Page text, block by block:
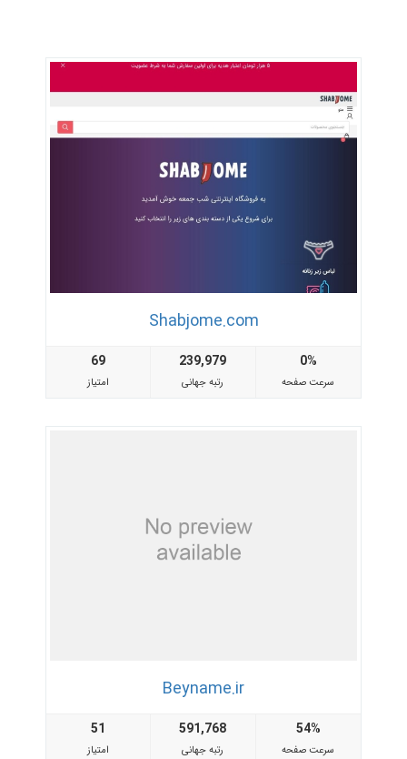
Shabjome.com
69
امتیاز
239,979
رتبه جهانی
0%
سرعت صفحه
Beyname.ir
51
امتیاز
591,768
رتبه جهانی
54%
سرعت صفحه